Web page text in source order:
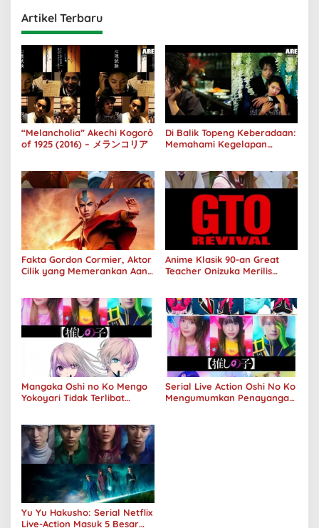
Artikel Terbaru
“Melancholia” Akechi Kogorô
of 1925 (2016) – メランコリア
Di Balik Topeng Keberadaan:
Memahami Kegelapan
Fakta Gordon Cormier, Aktor
Cilik yang Memerankan Aang
Anime Klasik 90-an Great
Teacher Onizuka Merilis
Mangaka Oshi no Ko Mengo
Yokoyari Tidak Terlibat
Serial Live Action Oshi No Ko
Mengumumkan Penayangan
Yu Yu Hakusho: Serial Netflix
Live-Action Masuk 5 Besar